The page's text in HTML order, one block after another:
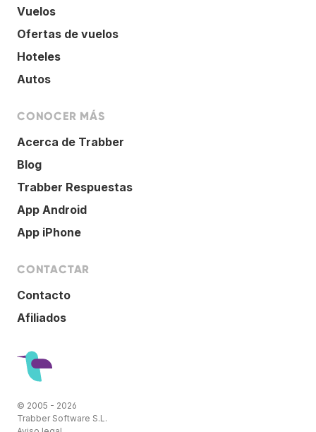
Vuelos
Ofertas de vuelos
Hoteles
Autos
CONOCER MÁS
Acerca de Trabber
Blog
Trabber Respuestas
App Android
App iPhone
CONTACTAR
Contacto
Afiliados
© 2005 - 2026
Trabber Software S.L.